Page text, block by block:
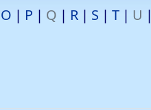
O P Q R S T U